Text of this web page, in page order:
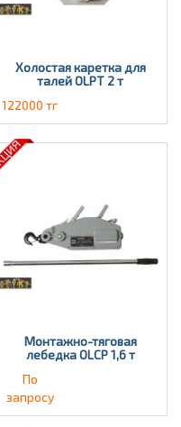
Холостая каретка для
талей OLPT 2 т
122000 тг
Монтажно-тяговая
лебедка OLCP 1,6 т
По
запросу